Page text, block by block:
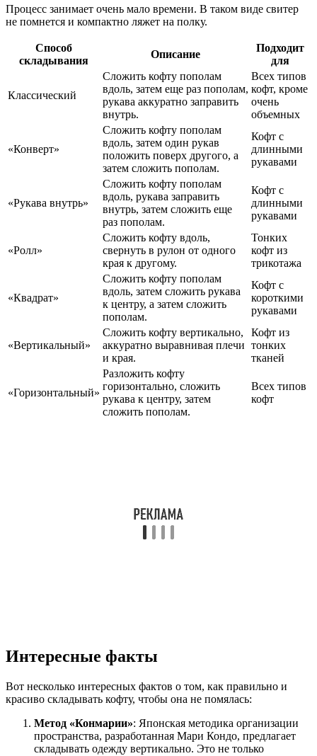
Процесс занимает очень мало времени. В таком виде свитер
не помнется и компактно ляжет на полку.
Способ
складывания
Описание
Подходит
для
Классический
Сложить кофту пополам
вдоль, затем еще раз пополам,
рукава аккуратно заправить
внутрь.
Всех типов
кофт, кроме
очень
объемных
«Конверт»
Сложить кофту пополам
вдоль, затем один рукав
положить поверх другого, а
затем сложить пополам.
Кофт с
длинными
рукавами
«Рукава внутрь»
Сложить кофту пополам
вдоль, рукава заправить
внутрь, затем сложить еще
раз пополам.
Кофт с
длинными
рукавами
«Ролл»
Сложить кофту вдоль,
свернуть в рулон от одного
края к другому.
Тонких
кофт из
трикотажа
«Квадрат»
Сложить кофту пополам
вдоль, затем сложить рукава
к центру, а затем сложить
пополам.
Кофт с
короткими
рукавами
«Вертикальный»
Сложить кофту вертикально,
аккуратно выравнивая плечи
и края.
Кофт из
тонких
тканей
«Горизонтальный»
Разложить кофту
горизонтально, сложить
рукава к центру, затем
сложить пополам.
Всех типов
кофт
Интересные факты
Вот несколько интересных фактов о том, как правильно и
красиво складывать кофту, чтобы она не помялась:
Метод «Конмарии»: Японская методика организации
пространства, разработанная Мари Кондо, предлагает
складывать одежду вертикально. Это не только